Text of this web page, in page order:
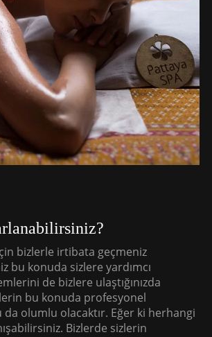
bizlerle irtibata geçmeniz
bu konuda sizlere yardımcı
de bizlere ulaştığınızda
bu konuda profesyonel
olumlu olacaktır. Eğer ki herhangi
Bizlerde sizlerin